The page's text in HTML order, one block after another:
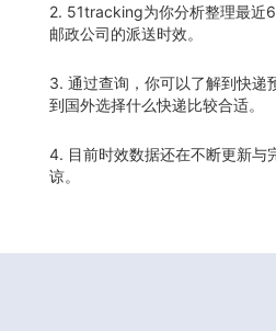
2. 51tracking为你分析整理最近
邮政公司的派送时效。
3. 通过查询，你可以了解到快递
到国外选择什么快递比较合适。
4. 目前时效数据还在不断更新与
谅。